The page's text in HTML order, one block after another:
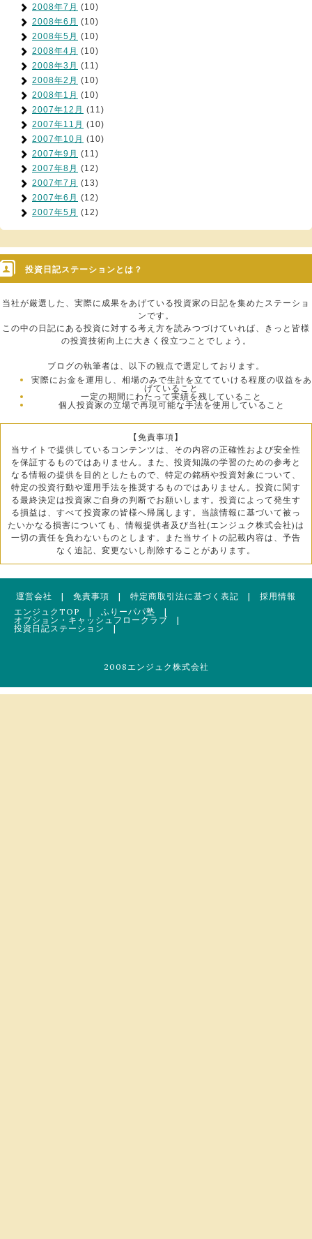
2008年7月 (10)
2008年6月 (10)
2008年5月 (10)
2008年4月 (10)
2008年3月 (11)
2008年2月 (10)
2008年1月 (10)
2007年12月 (11)
2007年11月 (10)
2007年10月 (10)
2007年9月 (11)
2007年8月 (12)
2007年7月 (13)
2007年6月 (12)
2007年5月 (12)
投資日記ステーションとは？
当社が厳選した、実際に成果をあげている投資家の日記を集めたステーショ
ンです。
この中の日記にある投資に対する考え方を読みつづけていれば、きっと皆様
の投資技術向上に大きく役立つことでしょう。
ブログの執筆者は、以下の観点で選定しております。
実際にお金を運用し、相場のみで生計を立てていける程度の収益をあ
げていること
一定の期間にわたって実績を残していること
個人投資家の立場で再現可能な手法を使用していること
【免責事項】
当サイトで提供しているコンテンツは、その内容の正確性および安全性
を保証するものではありません。また、投資知識の学習のための参考と
なる情報の提供を目的としたもので、特定の銘柄や投資対象について、
特定の投資行動や運用手法を推奨するものではありません。投資に関す
る最終決定は投資家ご自身の判断でお願いします。投資によって発生す
る損益は、すべて投資家の皆様へ帰属します。当該情報に基づいて被っ
たいかなる損害についても、情報提供者及び当社(エンジュク株式会社)は
一切の責任を負わないものとします。また当サイトの記載内容は、予告
なく追記、変更ないし削除することがあります。
運営会社 | 免責事項 | 特定商取引法に基づく表記 | 採用情報
エンジュクTOP
| ふりーパパ塾 |
オプション・キャッシュフロークラブ |
投資日記ステーション
|
2008エンジュク株式会社